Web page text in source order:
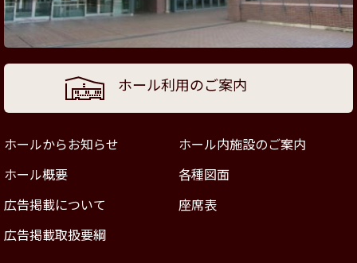
ホール利用のご案内
ホールからお知らせ
ホール内施設のご案内
ホール概要
各種図面
広告掲載について
座席表
広告掲載取扱要綱